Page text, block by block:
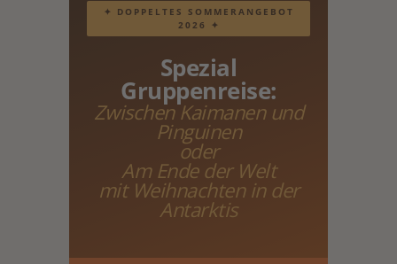
✦ DOPPELTES SOMMERANGEBOT
2026 ✦
Spezial
Gruppenreise:
Zwischen Kaimanen und
Pinguinen
oder
Am Ende der Welt
mit Weihnachten in der
Antarktis